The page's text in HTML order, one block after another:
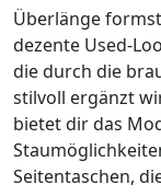
Überlänge
dezente Used-
die durch die
stilvoll ergänzt
bietet dir das
Seitentaschen,